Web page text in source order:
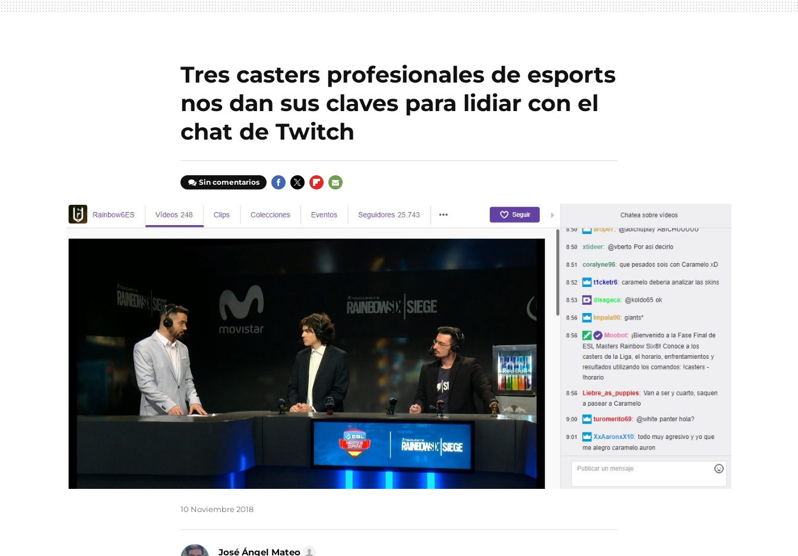
Tres casters profesionales de esports
nos dan sus claves para lidiar con el
chat de Twitch
Sin comentarios
MAIL
10 Noviembre 2018
José Ángel Mateo